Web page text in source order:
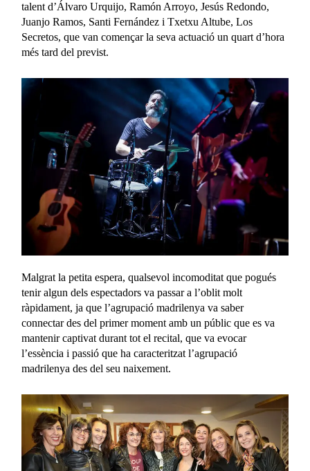
talent d’Álvaro Urquijo, Ramón Arroyo, Jesús Redondo,
Juanjo Ramos, Santi Fernández i Txetxu Altube, Los
Secretos, que van començar la seva actuació un quart d’hora
més tard del previst.
Malgrat la petita espera, qualsevol incomoditat que pogués
tenir algun dels espectadors va passar a l’oblit molt
ràpidament, ja que l’agrupació madrilenya va saber
connectar des del primer moment amb un públic que es va
mantenir captivat durant tot el recital, que va evocar
l’essència i passió que ha caracteritzat l’agrupació
madrilenya des del seu naixement.